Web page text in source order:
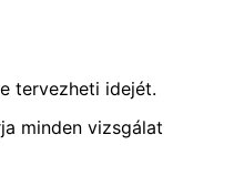
tervezheti idejét.
minden vizsgálat